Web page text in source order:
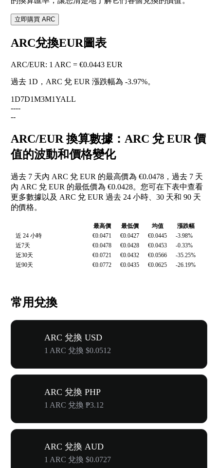
立即購買 ARC
ARC兌換EUR圖表
ARC/EUR: 1 ARC = €0.0443 EUR
過去 1D，ARC 兌 EUR 漲跌幅為 -3.97%。
1D7D1M3M1YALL
----
--
ARC/EUR 換算數據：ARC 兌 EUR 價
值的波動和價格變化
過去 7 天內 ARC 兌 EUR 的最高價為 €0.0478，過去 7 天
內 ARC 兌 EUR 的最低價為 €0.0428。您可在下表中查看
更多數據以及 ARC 兌 EUR 過去 24 小時、30 天和 90 天
的價格。
最高價 最低價 均值
漲跌幅
近 24 小時
€0.0471 €0.0427 €0.0445
-3.98%
近7天
€0.0478 €0.0428 €0.0453
-0.33%
近30天
€0.0721 €0.0432 €0.0566
-35.25%
近90天
€0.0772 €0.0435 €0.0625 -26.19%
常用兌換
ARC 兌換 USD
1 ARC 兌換 $0.0512
ARC 兌換 PHP
1 ARC 兌換 ₱3.12
ARC 兌換 AUD
1 ARC 兌換 $0.0727